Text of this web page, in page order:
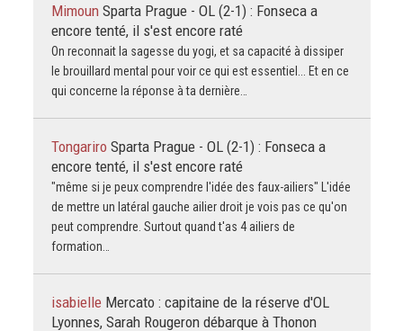
Mimoun Sparta Prague - OL (2-1) : Fonseca a
encore tenté, il s'est encore raté
On reconnait la sagesse du yogi, et sa capacité à dissiper
le brouillard mental pour voir ce qui est essentiel... Et en ce
qui concerne la réponse à ta dernière…
Tongariro Sparta Prague - OL (2-1) : Fonseca a
encore tenté, il s'est encore raté
"même si je peux comprendre l'idée des faux-ailiers" L'idée
de mettre un latéral gauche ailier droit je vois pas ce qu'on
peut comprendre. Surtout quand t'as 4 ailiers de
formation…
isabielle Mercato : capitaine de la réserve d'OL
Lyonnes, Sarah Rougeron débarque à Thonon